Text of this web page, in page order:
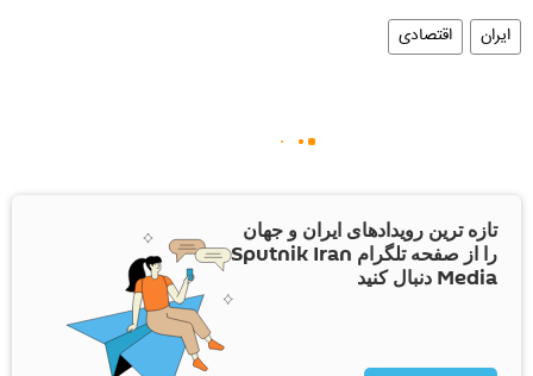
ایران اقتصادی
تازه ترین رویدادهای ایران و جهان
را از صفحه تلگرام Sputnik Iran
Media دنبال کنید